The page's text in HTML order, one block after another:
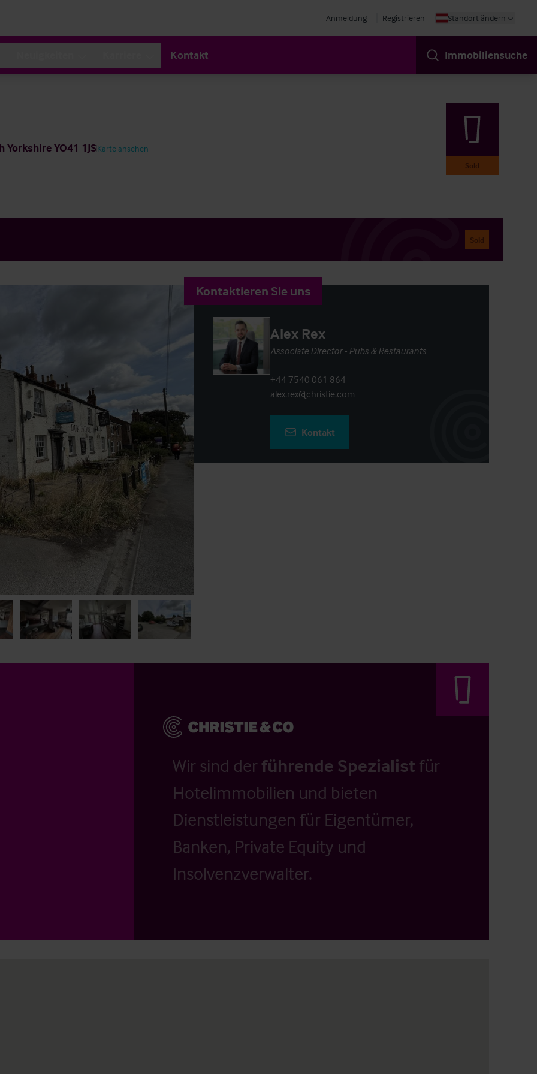
Anmeldung Registrieren Standort ändern
Kontakt Immobiliensuche
YO41 1JSKarte ansehen
Sold
Sold
Kontaktieren Sie uns
Alex Rex
Associate Director - Pubs & Restaurants
+44 7540 061 864
alex.rex@christie.com
Kontakt
Wir sind der führende Spezialistfür
Hotelimmobilien und bieten
Dienstleistungen für Eigentümer,
Banken, Private Equity und
Insolvenzverwalter.